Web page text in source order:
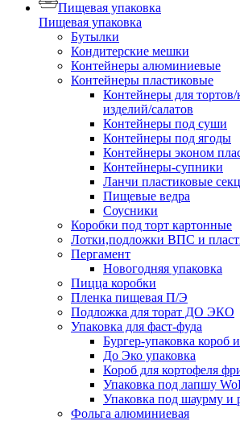
Пищевая упаковка
Пищевая упаковка
Бутылки
Кондитерские мешки
Контейнеры алюминиевые
Контейнеры пластиковые
Контейнеры для тортов/
изделий/салатов
Контейнеры под суши
Контейнеры под ягоды
Контейнеры эконом
Контейнеры-супники
Ланчи пластиковые
Пищевые ведра
Соусники
Коробки под торт картонные
Лотки,подложки ВПС и
Пергамент
Новогодняя упаковка
Пицца коробки
Пленка пищевая П/Э
Подложка для торат ДО ЭКО
Упаковка для фаст-фуда
Бургер-упаковка короб
До Эко упаковка
Короб для кортофеля
Упаковка под лапшу
Упаковка под шаурму и
Фольга алюминиевая